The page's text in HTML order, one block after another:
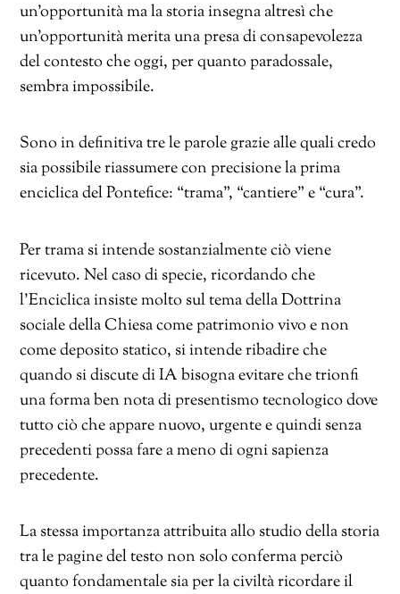
un’opportunità ma la storia insegna altresì che
un’opportunità merita una presa di consapevolezza
del contesto che oggi, per quanto paradossale,
sembra impossibile.
Sono in definitiva tre le parole grazie alle quali credo
sia possibile riassumere con precisione la prima
enciclica del Pontefice: “trama”, “cantiere” e “cura”.
Per trama si intende sostanzialmente ciò viene
ricevuto. Nel caso di specie, ricordando che
l’Enciclica insiste molto sul tema della Dottrina
sociale della Chiesa come patrimonio vivo e non
come deposito statico, si intende ribadire che
quando si discute di IA bisogna evitare che trionfi
una forma ben nota dipresentismo tecnologico dove
tutto ciò che appare nuovo, urgente e quindi senza
precedenti possa fare a meno di ogni sapienza
precedente.
La stessa importanza attribuita allo studio della storia
tra le pagine del testo non solo conferma perciò
quanto fondamentale sia per la civiltà ricordare il